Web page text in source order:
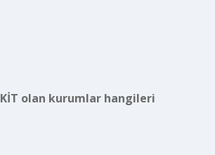
KİT olan kurumlar hangileri